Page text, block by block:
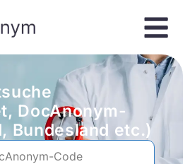
DocAnonym-
Bundesland etc.)